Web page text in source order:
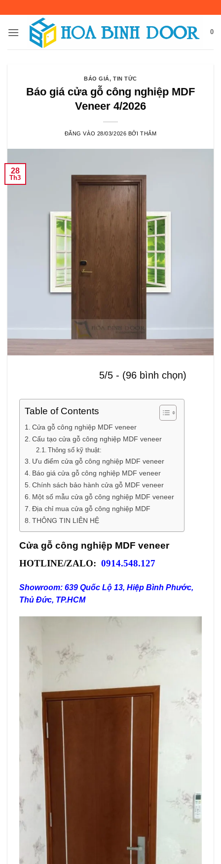
nội
0
BÁO GIÁ,TIN TỨC
Báo giá cửa gỗ công nghiệp MDF
Veneer 4/2026
ĐĂNG VÀO 28/03/2026 BỞITHẮM
28
Th3
5/5 - (96 bình chọn)
Table of Contents
Cửa gỗ công nghiệp MDF veneer
Cấu tạo cửa gỗ công nghiệp MDF veneer
Thông số kỹ thuật:
Ưu điểm cửa gỗ công nghiệp MDF veneer
Báo giá cửa gỗ công nghiệp MDF veneer
Chính sách bảo hành cửa gỗ MDF veneer
Một số mẫu cửa gỗ công nghiệp MDF veneer
Địa chỉ mua cửa gỗ công nghiệp MDF
THÔNG TIN LIÊN HỆ
Cửa gỗ công nghiệp MDF veneer
HOTLINE/ZALO: 0914.548.127
Showroom: 639 Quốc Lộ 13, Hiệp Bình Phước,
Thủ Đức, TP.HCM